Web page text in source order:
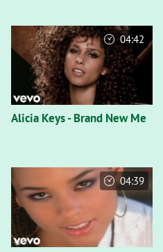
Alicia Keys - Brand New Me
04:42
04:39